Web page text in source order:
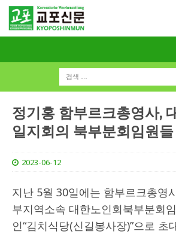
정기홍 함부르크총영사,
일지회의 북부분회임원
2023-06-12
지난 5월 30일에는 함부르크총영
부지역소속 대한노인회북부분회
인“김치식당(신길봉사장)”으로 초